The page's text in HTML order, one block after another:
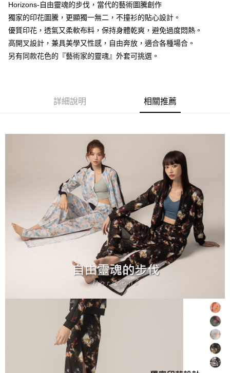
全家取貨付款
免運費
付款後全家取貨
免運費
Horizons-自由靈魂的步伐，當代的藝術圖騰創作
獨家的印花圖騰，更顯獨一無二，不撞衫的貼心設計。
優質印花，透氣又柔軟布料，保持身體乾爽，避免過度悶熱。
高開叉設計，兼具美學又性感，自由奔放，適合各種場合。
另有同款花色的『藝術家的靈魂』外套可挑選。
詳細說明 相關推薦